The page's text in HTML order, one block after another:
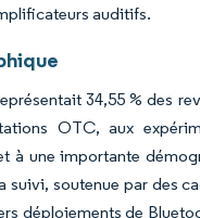
auditifs.
34,55 % des
OTC, aux
à une importante
suivi, soutenue par des
déploiements de